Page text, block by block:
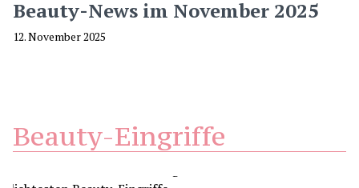
Beauty-News im November 2025
12. November 2025
Beauty-Eingriffe